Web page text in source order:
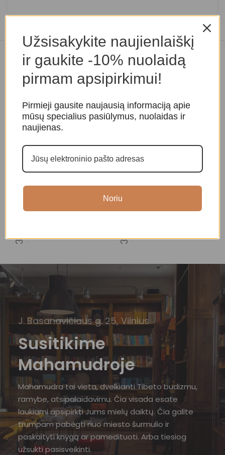
Panašios prekės
Išminties smilkalai
Smilkalai ir kvapai
Smilkalai „Manjushree”
J. Basanavičiaus g. 25, Vilnius
Susitikime
Mahamudroje
Mahamudra tai vieta, dvelkianti Tibeto budizmu,
ramybe, atsipalaidavimu. Čia visada esate
laukiami apsipirkti Jums mielų daiktų. Čia galite
trumpam pabėgti nuo miesto šurmulio ir
paskaityti knygą ar pamedituoti. Arba tiesiog
užsukti pasisveikinti.
Užsisakykite naujienlaiškį
ir gaukite -10% nuolaidą
pirmam apsipirkimui!
Pirmieji gausite naujausią informaciją apie
mūsų specialius pasiūlymus, nuolaidas ir
naujienas.
Noriu